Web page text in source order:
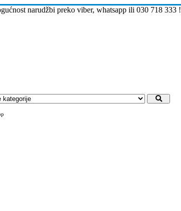
narudžbi preko viber, whatsapp ili 030 718 333 !